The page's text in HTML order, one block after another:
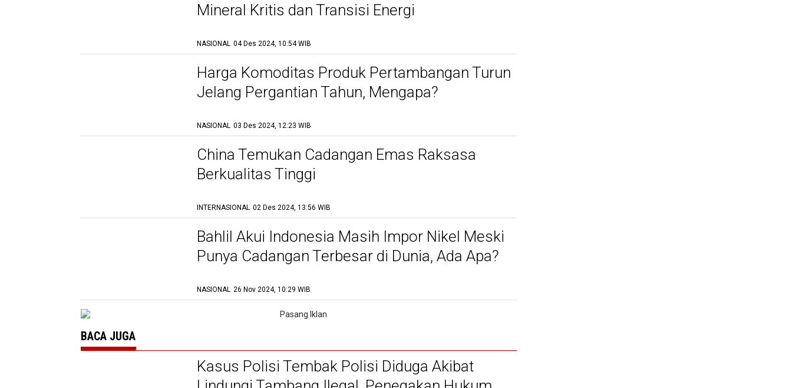
Mineral Kritis dan Transisi Energi
NASIONAL 04 Des 2024, 10:54 WIB
Harga Komoditas Produk Pertambangan Turun
Jelang Pergantian Tahun, Mengapa?
NASIONAL 03 Des 2024, 12:23 WIB
China Temukan Cadangan Emas Raksasa
Berkualitas Tinggi
INTERNASIONAL 02 Des 2024, 13:56 WIB
Bahlil Akui Indonesia Masih Impor Nikel Meski
Punya Cadangan Terbesar di Dunia, Ada Apa?
NASIONAL 26 Nov 2024, 10:29 WIB
BACA JUGA
Kasus Polisi Tembak Polisi Diduga Akibat